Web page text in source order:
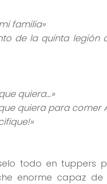
familia»
de la quinta legión
quiera…»
quiera para comer
todo en tuppers
enorme capaz de